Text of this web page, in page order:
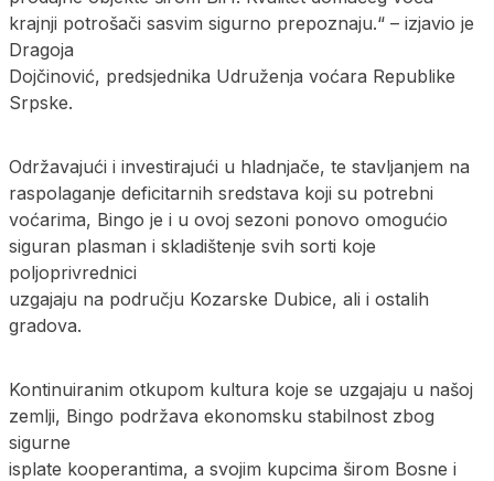
krajnji potrošači sasvim sigurno prepoznaju.“ – izjavio je
Dragoja
Dojčinović, predsjednika Udruženja voćara Republike
Srpske.
Održavajući i investirajući u hladnjače, te stavljanjem na
raspolaganje deficitarnih sredstava koji su potrebni
voćarima, Bingo je i u ovoj sezoni ponovo omogućio
siguran plasman i skladištenje svih sorti koje
poljoprivrednici
uzgajaju na području Kozarske Dubice, ali i ostalih
gradova.
Kontinuiranim otkupom kultura koje se uzgajaju u našoj
zemlji, Bingo podržava ekonomsku stabilnost zbog
sigurne
isplate kooperantima, a svojim kupcima širom Bosne i